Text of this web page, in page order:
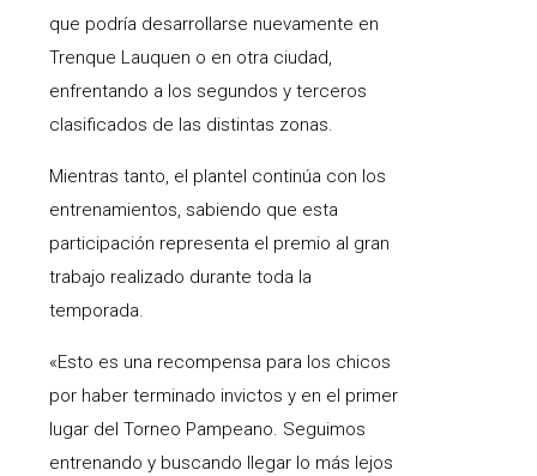
que podría desarrollarse nuevamente en
Trenque Lauquen o en otra ciudad,
enfrentando a los segundos y terceros
clasificados de las distintas zonas.
Mientras tanto, el plantel continúa con los
entrenamientos, sabiendo que esta
participación representa el premio al gran
trabajo realizado durante toda la
temporada.
«Esto es una recompensa para los chicos
por haber terminado invictos y en el primer
lugar del Torneo Pampeano. Seguimos
entrenando y buscando llegar lo más lejos